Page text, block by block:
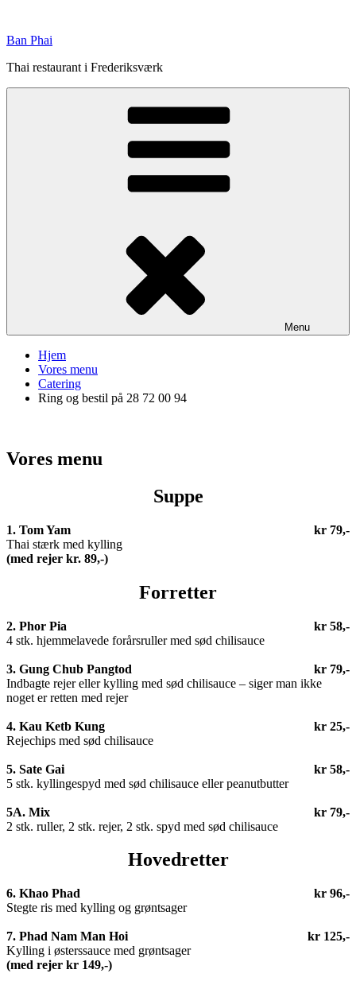
indhold
Ban Phai
Thai restaurant i Frederiksværk
Menu
Hjem
Vores menu
Catering
Ring og bestil på 28 72 00 94
Vores menu
Suppe
1. Tom Yam
kr 79,-
Thai stærk med kylling
(med rejer kr. 89,-)
Forretter
2. Phor Pia
kr 58,-
4 stk. hjemmelavede forårsruller med sød chilisauce
3. Gung Chub Pangtod
kr 79,-
Indbagte rejer eller kylling med sød chilisauce – siger man ikke
noget er retten med rejer
4. Kau Ketb Kung
kr 25,-
Rejechips med sød chilisauce
5. Sate Gai
kr 58,-
5 stk. kyllingespyd med sød chilisauce eller peanutbutter
5A. Mix
kr 79,-
2 stk. ruller, 2 stk. rejer, 2 stk. spyd med sød chilisauce
Hovedretter
6. Khao Phad
kr 96,-
Stegte ris med kylling og grøntsager
7. Phad Nam Man Hoi
kr 125,-
Kylling i østerssauce med grøntsager
(med rejer kr 149,-)